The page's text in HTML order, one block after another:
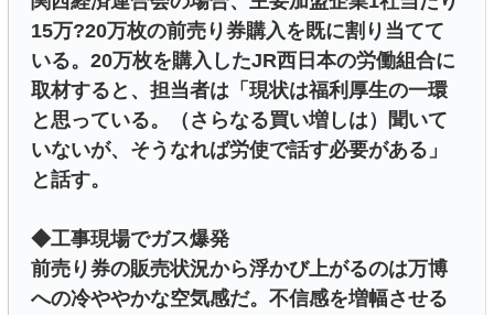
15万?20万枚の前売り券購入を既に割り当てて
いる。20万枚を購入したJR西日本の労働組合に
取材すると、担当者は「現状は福利厚生の一環
と思っている。（さらなる買い増しは）聞いて
いないが、そうなれば労使で話す必要がある」
と話す。
◆工事現場でガス爆発
前売り券の販売状況から浮かび上がるのは万博
への冷ややかな空気感だ。不信感を増幅させる